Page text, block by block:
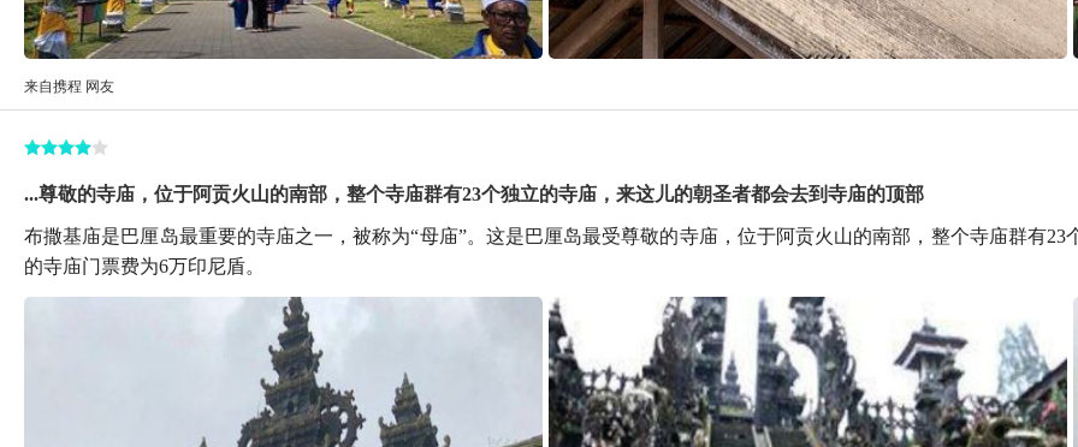
来自携程 网友
...尊敬的寺庙，位于阿贡火山的南部，整个寺庙群有23个独立的寺庙，来这儿的朝圣者都会去到寺庙的顶部
布撒基庙是巴厘岛最重要的寺庙之一，被称为“母庙”。这是巴厘岛最受尊敬的寺庙，位于阿贡火山的南部，整个寺庙群有
的寺庙门票费为6万印尼盾。